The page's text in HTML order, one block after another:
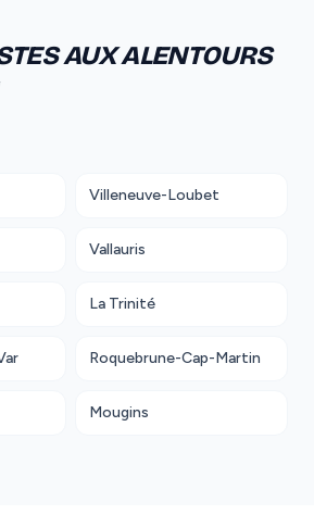
AUX ALENTOURS
Villeneuve-Loubet
Vallauris
La Trinité
Roquebrune-Cap-Martin
Mougins